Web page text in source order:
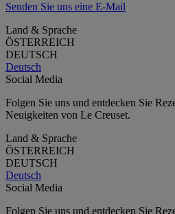
Senden Sie uns eine E-Mail
Land & Sprache
ÖSTERREICH
DEUTSCH
Deutsch
Social Media
Folgen Sie uns und entdecken Sie
Neuigkeiten von Le Creuset.
Land & Sprache
ÖSTERREICH
DEUTSCH
Deutsch
Social Media
Folgen Sie uns und entdecken Sie